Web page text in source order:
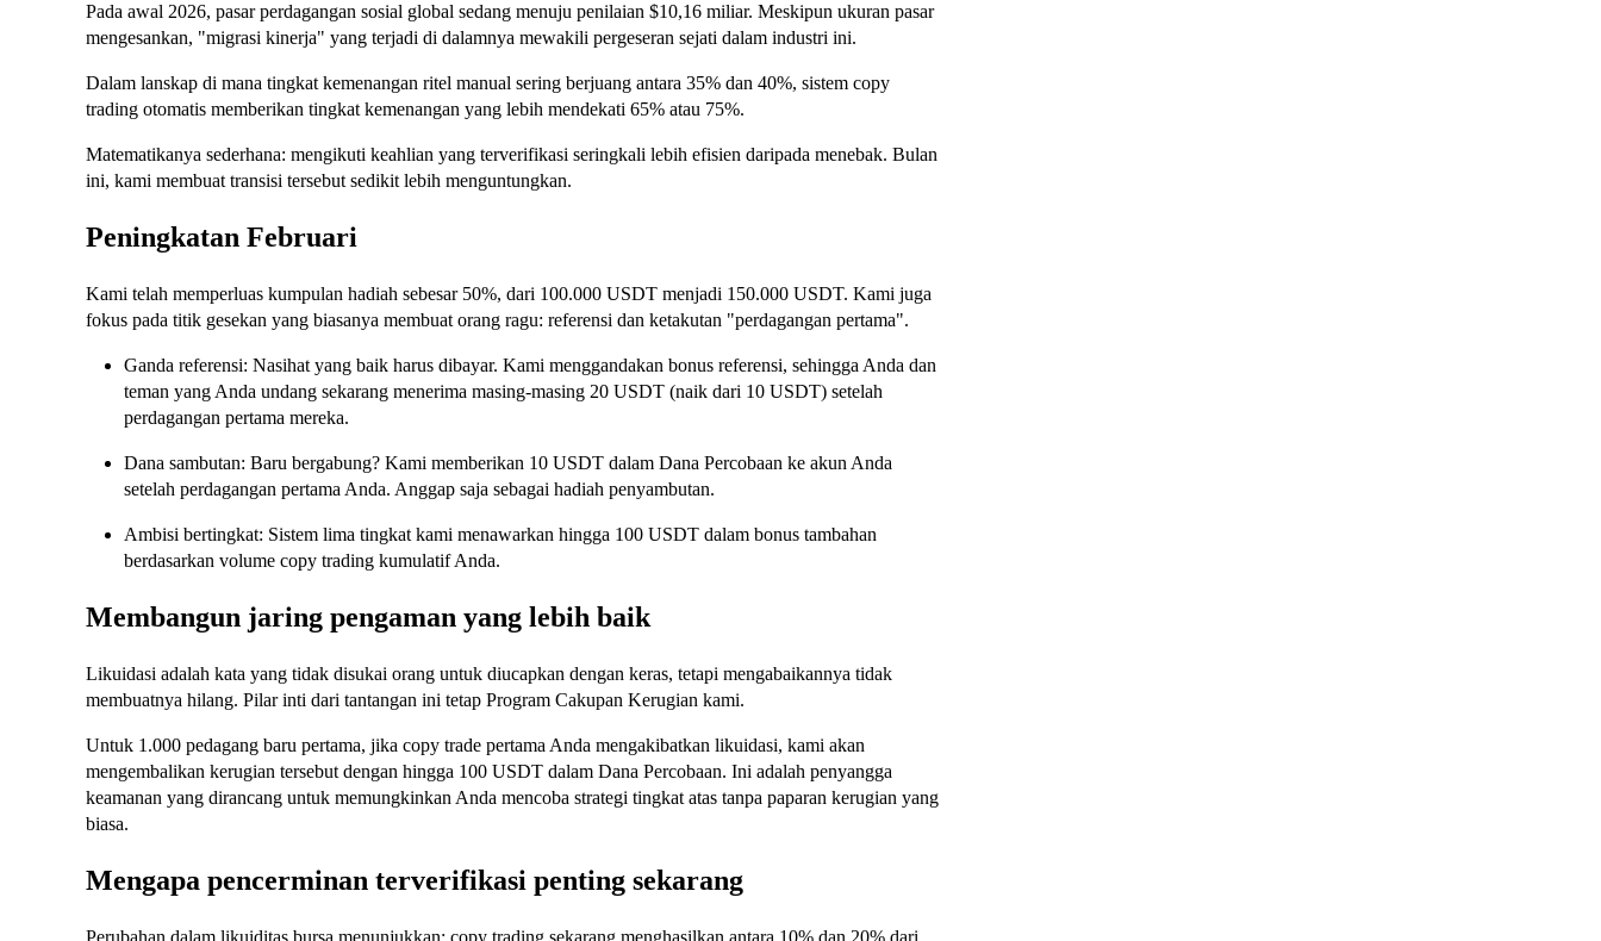
Pada awal 2026, pasar perdagangan sosial global sedang menuju penilaian $10,16 miliar. Meskipun ukuran pasar
mengesankan, "migrasi kinerja" yang terjadi di dalamnya mewakili pergeseran sejati dalam industri ini.
Dalam lanskap di mana tingkat kemenangan ritel manual sering berjuang antara 35% dan 40%, sistem copy
trading otomatis memberikan tingkat kemenangan yang lebih mendekati 65% atau 75%.
Matematikanya sederhana: mengikuti keahlian yang terverifikasi seringkali lebih efisien daripada menebak. Bulan
ini, kami membuat transisi tersebut sedikit lebih menguntungkan.
Peningkatan Februari
Kami telah memperluas kumpulan hadiah sebesar 50%, dari 100.000 USDT menjadi 150.000 USDT. Kami juga
fokus pada titik gesekan yang biasanya membuat orang ragu: referensi dan ketakutan "perdagangan pertama".
Ganda referensi: Nasihat yang baik harus dibayar. Kami menggandakan bonus referensi, sehingga Anda dan
teman yang Anda undang sekarang menerima masing-masing 20 USDT (naik dari 10 USDT) setelah
perdagangan pertama mereka.
Dana sambutan: Baru bergabung? Kami memberikan 10 USDT dalam Dana Percobaan ke akun Anda
setelah perdagangan pertama Anda. Anggap saja sebagai hadiah penyambutan.
Ambisi bertingkat: Sistem lima tingkat kami menawarkan hingga 100 USDT dalam bonus tambahan
berdasarkan volume copy trading kumulatif Anda.
Membangun jaring pengaman yang lebih baik
Likuidasi adalah kata yang tidak disukai orang untuk diucapkan dengan keras, tetapi mengabaikannya tidak
membuatnya hilang. Pilar inti dari tantangan ini tetap Program Cakupan Kerugian kami.
Untuk 1.000 pedagang baru pertama, jika copy trade pertama Anda mengakibatkan likuidasi, kami akan
mengembalikan kerugian tersebut dengan hingga 100 USDT dalam Dana Percobaan. Ini adalah penyangga
keamanan yang dirancang untuk memungkinkan Anda mencoba strategi tingkat atas tanpa paparan kerugian yang
biasa.
Mengapa pencerminan terverifikasi penting sekarang
Perubahan dalam likuiditas bursa menunjukkan: copy trading sekarang menghasilkan antara 10% dan 20% dari